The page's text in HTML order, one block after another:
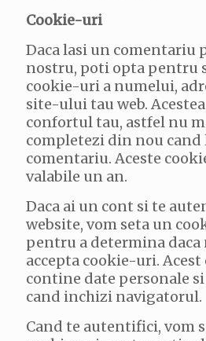
Cookie-uri
Daca lasi un comentariu
nostru, poti opta pentru
cookie-uri a numelui,
site-ului tau web.
confortul tau, astfel nu
completezi din nou cand
comentariu. Aceste
valabile un an.
Daca ai un cont si te
website, vom seta un
pentru a determina
accepta cookie-uri.
contine date personale
cand inchizi navigatorul.
Cand te autentifici, vom